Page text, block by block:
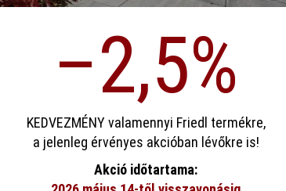
számára a Grado paliszádokból összeállítható
rágcsálók elleni fémháló, noppragasztó fólia és
letölthető anyagok között találja.
Szín:
használ, hogy a lehető legjobb funkcionalitást kínálja
–2,5%
KEDVEZMÉNY valamennyi Friedl termékre,
a jelenleg érvényes akcióban lévőkre is!
Akció időtartama: